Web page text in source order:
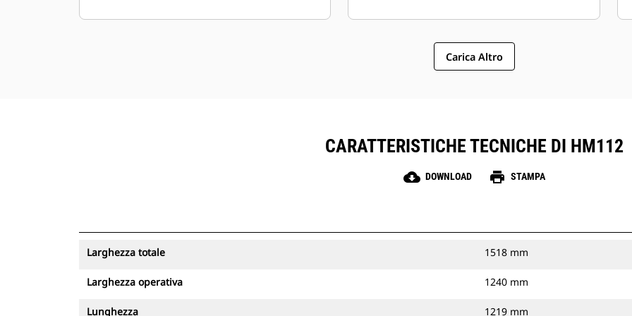
Carica Altro
CARATTERISTICHE TECNICHE DI HM112
cloud_download DOWNLOAD print STAMPA
Larghezza totale 1518 mm
Larghezza operativa 1240 mm
Lunghezza 1219 mm